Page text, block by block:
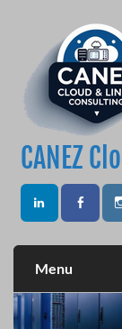
CANEZ
Menu